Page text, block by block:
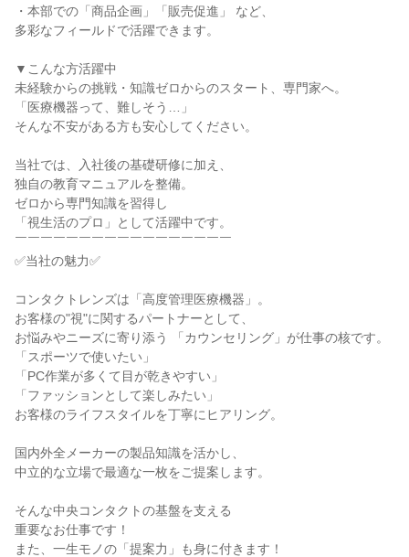
・本部での「商品企画」「販売促進」 など、
多彩なフィールドで活躍できます。
▼こんな方活躍中
未経験からの挑戦・知識ゼロからのスタート、専門家へ。
「医療機器って、難しそう…」
そんな不安がある方も安心してください。
当社では、入社後の基礎研修に加え、
独自の教育マニュアルを整備。
ゼロから専門知識を習得し
「視生活のプロ」として活躍中です。
￣￣￣￣￣￣￣￣￣￣￣￣￣￣￣￣￣
✅当社の魅力✅
コンタクトレンズは「高度管理医療機器」。
お客様の"視"に関するパートナーとして、
お悩みやニーズに寄り添う 「カウンセリング」が仕事の核です。
「スポーツで使いたい」
「PC作業が多くて目が乾きやすい」
「ファッションとして楽しみたい」
お客様のライフスタイルを丁寧にヒアリング。
国内外全メーカーの製品知識を活かし、
中立的な立場で最適な一枚をご提案します。
そんな中央コンタクトの基盤を支える
重要なお仕事です！
また、一生モノの「提案力」も身に付きます！